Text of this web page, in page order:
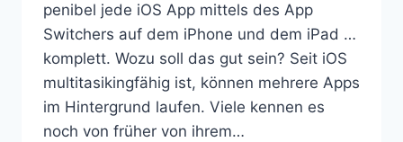
penibel jede iOS App mittels des App
Switchers auf dem iPhone und dem iPad …
komplett. Wozu soll das gut sein? Seit iOS
multitasikingfähig ist, können mehrere Apps
im Hintergrund laufen. Viele kennen es
noch von früher von ihrem…